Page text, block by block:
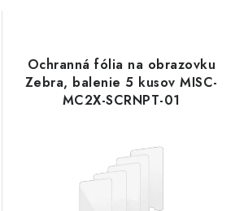
Ochranná fólia na obrazovku
Zebra, balenie 5 kusov MISC-
MC2X-SCRNPT-01